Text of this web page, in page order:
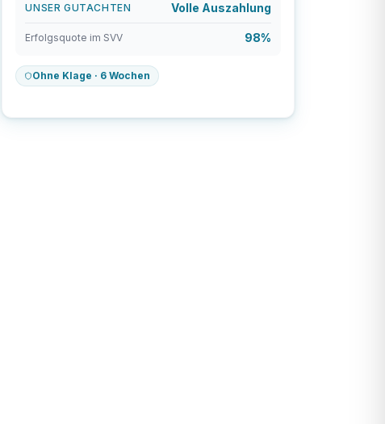
UNSER GUTACHTEN Volle Auszahlung
Erfolgsquote im SVV 98%
Ohne Klage · 6 Wochen